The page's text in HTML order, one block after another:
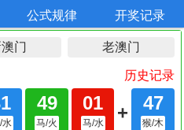
公式规律 开奖记录